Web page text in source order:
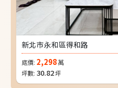
新北市永和區得和路
底價: 2,298萬
坪數: 30.82坪